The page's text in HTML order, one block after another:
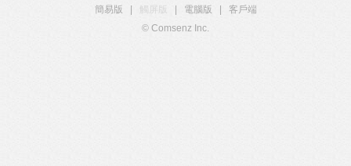
簡易版
觸屏版 電腦版
客戶端
© Comsenz Inc.